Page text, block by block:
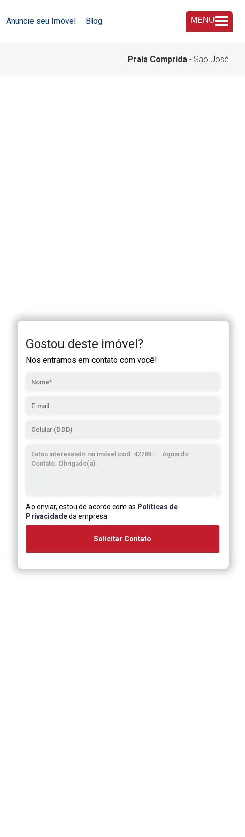
Anuncie seu Imóvel Blog MENU
Praia Comprida - São José
Gostou deste imóvel?
Nós entramos em contato com você!
Ao enviar, estou de acordo com as Políticas de
Privacidadeda empresa
Solicitar Contato